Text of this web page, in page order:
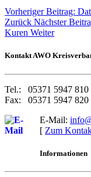
Vorheriger Beitrag:
Zurück Nächster
Kuren Weiter
Kontakt AWO
Tel.: 05371 5947 810
Fax: 05371 5947 820
E-Mail:
[ Zum
Informationen